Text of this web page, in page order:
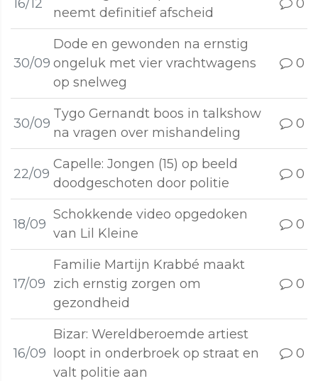
16/12
neemt definitief afscheid
0
30/09
Dode en gewonden na ernstig
ongeluk met vier vrachtwagens
op snelweg
0
30/09
Tygo Gernandt boos in talkshow
na vragen over mishandeling
0
22/09
Capelle: Jongen (15) op beeld
doodgeschoten door politie
0
18/09
Schokkende video opgedoken
van Lil Kleine
0
17/09
Familie Martijn Krabbé maakt
zich ernstig zorgen om
gezondheid
0
16/09
Bizar: Wereldberoemde artiest
loopt in onderbroek op straat en
valt politie aan
0